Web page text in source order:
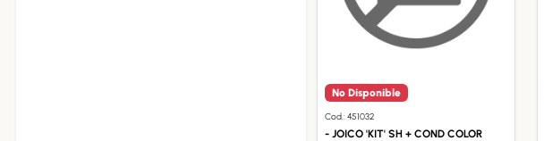
No Disponible
Cod.: 451032
- JOICO 'KIT' SH + COND COLOR